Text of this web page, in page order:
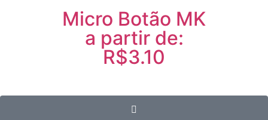
Micro Botão MK
a partir de:
R$3.10